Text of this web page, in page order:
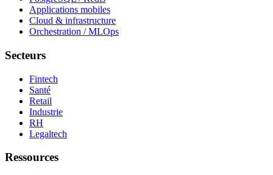
Applications mobiles
Cloud & infrastructure
Orchestration / MLOps
Secteurs
Fintech
Santé
Retail
Industrie
RH
Legaltech
Ressources